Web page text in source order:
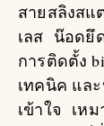
สายสลิงสแ
เลส น๊อดยึ
การติดตั้ง
เทคนิค แล
เข้าใจ เห